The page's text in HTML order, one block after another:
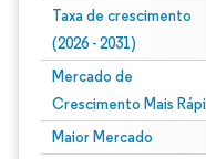
Taxa de crescimento
(2026 - 2031)
Mercado de
Crescimento Mais
Maior Mercado